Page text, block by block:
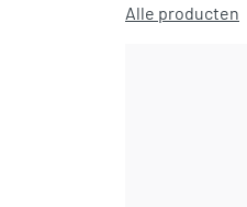
Alle producten